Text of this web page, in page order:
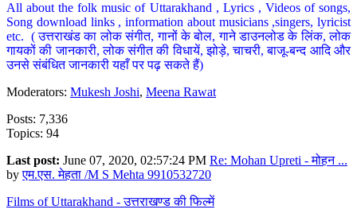
All about the folk music of Uttarakhand , Lyrics , Videos of songs,
Song download links , information about musicians ,singers, lyricist
etc. ( उत्तराखंड का लोक संगीत, गानों के बोल, गाने डाउनलोड के लिंक, लोक
गायकों की जानकारी, लोक संगीत की विधायें, झोड़े, चाचरी, बाजू-बन्द आदि और
उनसे संबंधित जानकारी यहाँ पर पढ़ सकते हैं)
Moderators: Mukesh Joshi, Meena Rawat
Posts: 7,336
Topics: 94
Last post: June 07, 2020, 02:57:24 PM Re: Mohan Upreti - मोहन ...
byएम.एस. मेहता /M S Mehta 9910532720
Films of Uttarakhand - उत्तराखण्ड की फिल्में